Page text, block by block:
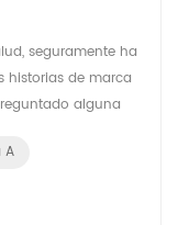
seguramente ha
historias de marca
alguna
A